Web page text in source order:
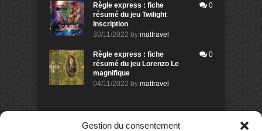
Gestion du consentement
Règle express : fiche
résumé du jeu Twilight
Inscription
30/11/2022 by mattravel
0
Règle express : fiche
résumé du jeu Lorenzo Le
magnifique
04/11/2022 by mattravel
0
DERNIERS AVIS DES MEMBRES